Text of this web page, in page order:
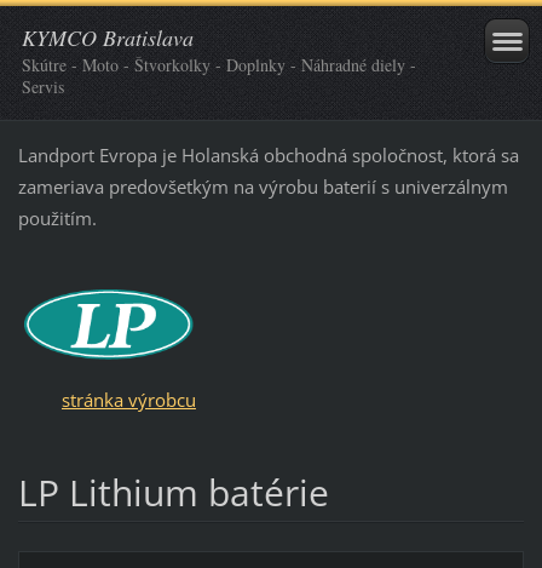
KYMCO Bratislava
Skútre - Moto - Štvorkolky - Doplnky - Náhradné diely -
Servis
Landport Evropa je Holanská obchodná spoločnost, ktorá sa
zameriava predovšetkým na výrobu baterií s univerzálnym
použitím.
stránka výrobcu
LP Lithium batérie